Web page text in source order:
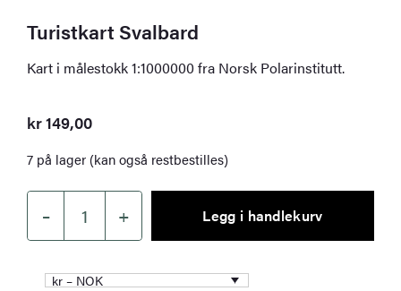
Turistkart Svalbard
Kart i målestokk 1:1000000 fra Norsk Polarinstitutt.
kr149,00
7 på lager (kan også restbestilles)
–
Turistkart
Svalbard
antall
+ Legg i handlekurv
kr – NOK